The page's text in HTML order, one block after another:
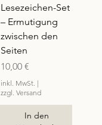
Lesezeichen-Set
– Ermutigung
zwischen den
Seiten
Preis
10,00 €
inkl. MwSt. |
zzgl. Versand
In den